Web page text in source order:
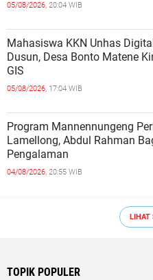
05/08/2026, 20:04 WIB
Mahasiswa KKN Unhas
Dusun, Desa Bonto Matene
GIS
05/08/2026, 17:04 WIB
Program Mannennungeng
Lamellong, Abdul Rahman
Pengalaman
04/08/2026, 20:55 WIB
LIHAT
TOPIK POPULER